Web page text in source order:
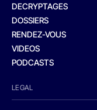
DECRYPTAGES
DOSSIERS
RENDEZ-VOUS
VIDEOS
PODCASTS
LEGAL